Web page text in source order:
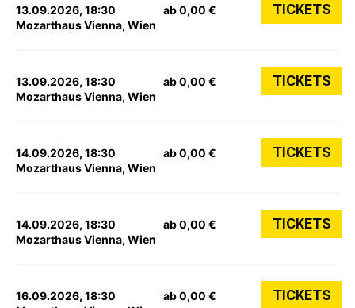
13.09.2026, 18:30
Mozarthaus Vienna, Wien
ab 0,00 € TICKETS
13.09.2026, 18:30
Mozarthaus Vienna, Wien
ab 0,00 € TICKETS
14.09.2026, 18:30
Mozarthaus Vienna, Wien
ab 0,00 € TICKETS
14.09.2026, 18:30
Mozarthaus Vienna, Wien
ab 0,00 € TICKETS
16.09.2026, 18:30
ab 0,00 € TICKETS